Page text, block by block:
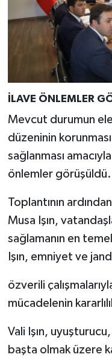
İLAVE ÖNLEMLER
Mevcut durumun ele
düzeninin
sağlanması
önlemler görüşüldü.
Toplantının
Musa Işın,
sağlamanın en
Işın, emniyet ve
özverili
mücadelenin
Vali Işın,
başta olmak üzere
Sağlık
Şaphane
Simav
Siyaset
Tavşanlı
Türkiye
Video Galeri
Yaşam